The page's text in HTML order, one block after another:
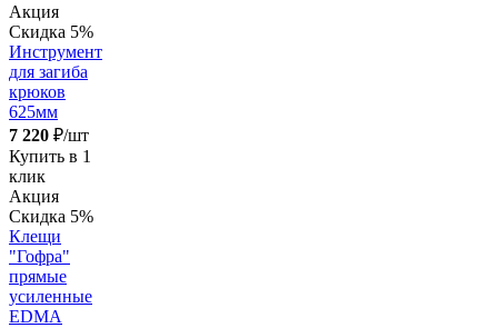
Акция
Скидка 5%
Инструмент
для загиба
крюков
625мм
7 220 ₽/шт
Купить в 1
клик
Акция
Скидка 5%
Клещи
"Гофра"
прямые
усиленные
EDMA